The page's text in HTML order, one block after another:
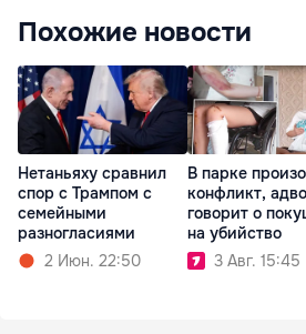
Похожие новости
Нетаньяху сравнил
спор с Трампом с
семейными
разногласиями
2 Июн. 22:50
В парке
конфликт,
говорит о
на убийство
3 Авг. 15:45